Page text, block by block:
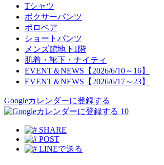
Tシャツ
ボクサーパンツ
ポロベア
ショートパンツ
メンズ館地下1階
肌着・靴下・ナイティ
EVENT＆NEWS【2026/6/10～16】
EVENT＆NEWS【2026/6/17～23】
Googleカレンダーに登録する
10
SHARE
POST
LINEで送る